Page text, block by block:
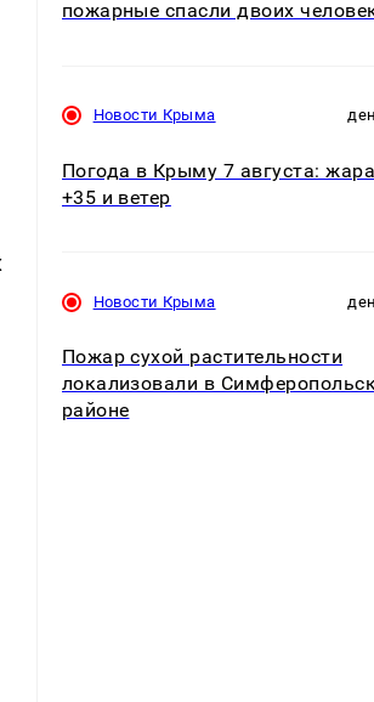
пожарные спасли двоих
Новости Крыма
Погода в Крыму 7 августа:
+35 и ветер
Новости Крыма
Пожар сухой растительности
локализовали в
районе